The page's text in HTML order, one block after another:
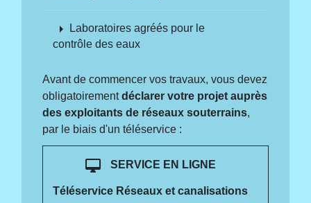
arrow_right
Laboratoires agréés pour le
contrôle des eaux
Avant de commencer vos travaux, vous devez
obligatoirementdéclarer votre projet auprès
des exploitants de réseaux souterrains,
par le biais d'un téléservice :
desktop_mac SERVICE EN LIGNE
Téléservice Réseaux et canalisations